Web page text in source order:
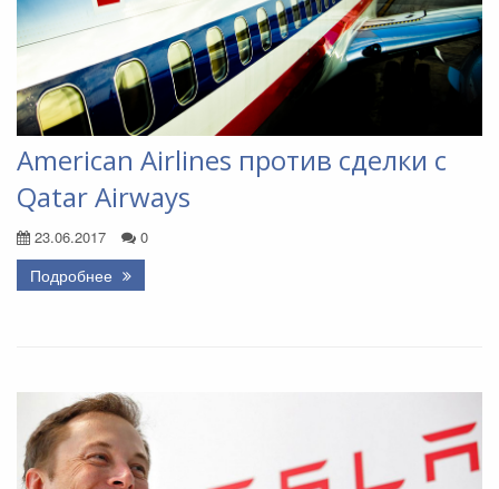
American Airlines против сделки с
Qatar Airways
23.06.2017 0
Подробнее